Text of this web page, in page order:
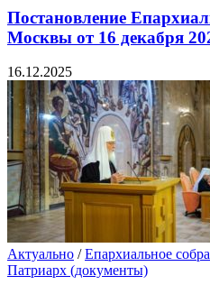
Постановление
Москвы от 16 декабря
16.12.2025
Актуально /Епархиальное
Патриарх (документы)